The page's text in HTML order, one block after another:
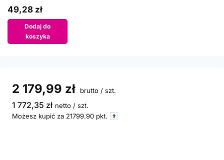
49,28 zł
Dodaj do
koszyka
2 179,99 zł brutto / szt.
1 772,35 zł netto / szt.
Możesz kupić za 21799.90 pkt.